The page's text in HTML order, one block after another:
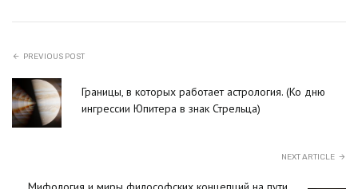
PREVIOUS POST
Границы, в которых работает астрология. (Ко дню
ингрессии Юпитера в знак Стрельца)
NEXT ARTICLE